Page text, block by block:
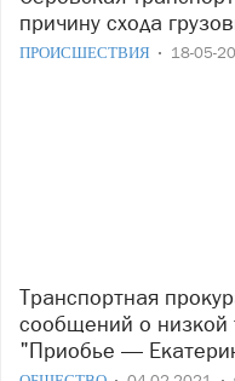
причину схода
ПРОИСШЕСТВИЯ 18-05-
Транспортная прокуратура завершила проверку
сообщений о низкой
"Приобье —